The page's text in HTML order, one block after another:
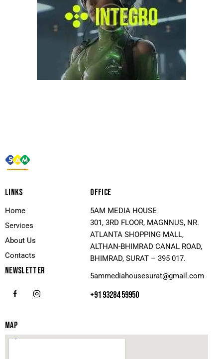
LINKS
Home
Services
About Us
Contacts
NEWSLETTER
OFFICE
5AM MEDIA HOUSE
301, 3RD FLOOR, MAGNNUS, NR.
ATLANTA SHOPPING MALL,
ALTHAN-BHIMRAD CANAL ROAD,
BHIMRAD, SURAT – 395 017.
5ammediahousesurat@gmail.com
+91 93284 59950
MAP